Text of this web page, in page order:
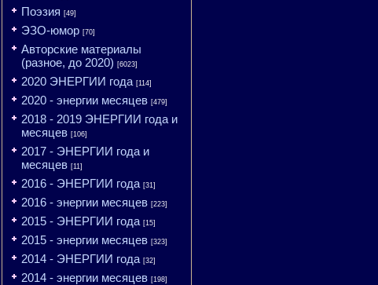
Поэзия [49]
ЭЗО-юмор [70]
Авторские материалы
(разное, до 2020) [6023]
2020 ЭНЕРГИИ года [114]
2020 - энергии месяцев [479]
2018 - 2019 ЭНЕРГИИ года и
месяцев [106]
2017 - ЭНЕРГИИ года и
месяцев [11]
2016 - ЭНЕРГИИ года [31]
2016 - энергии месяцев [223]
2015 - ЭНЕРГИИ года [15]
2015 - энергии месяцев [323]
2014 - ЭНЕРГИИ года [32]
2014 - энергии месяцев [198]